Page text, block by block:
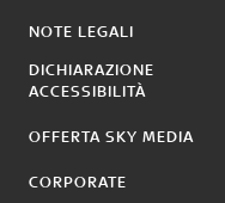
NOTE LEGALI
DICHIARAZIONE
ACCESSIBILITÀ
OFFERTA SKY MEDIA
CORPORATE